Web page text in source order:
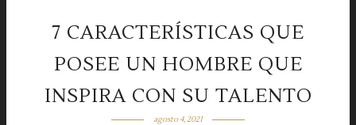
7 CARACTERÍSTICAS QUE
POSEE UN HOMBRE QUE
INSPIRA CON SU TALENTO
agosto 4, 2021